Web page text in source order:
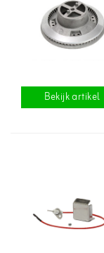
Bekijk artikel